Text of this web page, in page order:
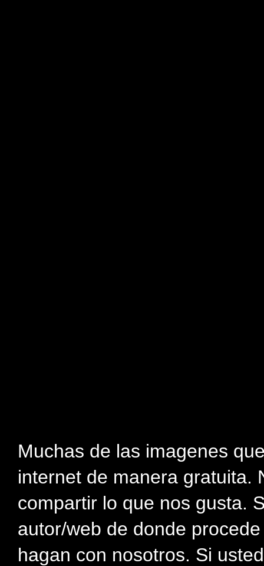
Muchas de las imagenes
internet de manera gratuita.
compartir lo que nos gusta.
autor/web de donde
hagan con nosotros. Si